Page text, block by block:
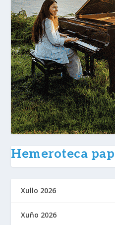
Hemeroteca
Xullo 2026
Xuño 2026